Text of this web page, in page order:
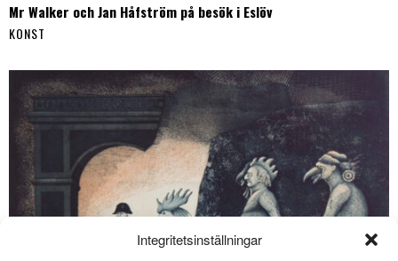
Integritetsinställningar
Mr Walker och Jan Håfström på besök i Eslöv
KONST